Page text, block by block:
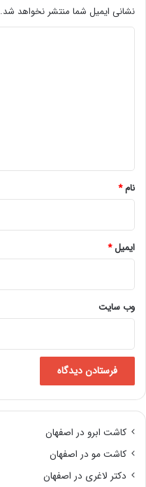
نشانی ایمیل شما منتشر نخواهد شد.
نام*
ایمیل*
وب‌ سایت
کاشت ابرو در اصفهان
کاشت مو در اصفهان
دکتر لاغری در اصفهان